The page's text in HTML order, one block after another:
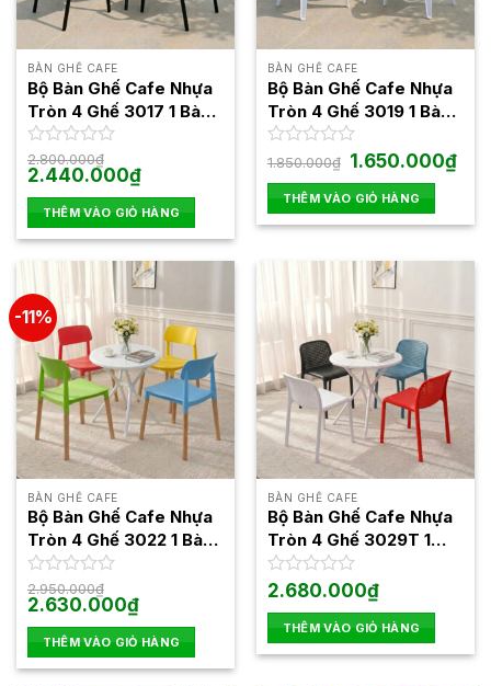
BÀN GHẾ CAFE
Bộ Bàn Ghế Cafe Nhựa
Tròn 4 Ghế 3017 1 Bàn
3025
Được
xếp
hạng
0
5
sao
2.800.000₫
Giá
gốc
là:
2.800.000₫.
2.440.000₫Giá
hiện
tại
là:
2.440.000₫.
THÊM VÀO GIỎ HÀNG
BÀN GHẾ CAFE
Bộ Bàn Ghế Cafe Nhựa
Tròn 4 Ghế 3019 1 Bàn
3025
Được
hạng
0
5
1.850.000₫ Giá
gốc
là:
1.850.000₫.
1.650.000₫Giá
hiện
THÊM VÀO GIỎ HÀNG
-11%
BÀN GHẾ CAFE
Bộ Bàn Ghế Cafe Nhựa
Tròn 4 Ghế 3022 1 Bàn
3025
Được
xếp
hạng
0
5
sao
2.950.000₫
Giá
gốc
là:
2.950.000₫.
2.630.000₫Giá
hiện
tại
là:
2.630.000₫.
THÊM VÀO GIỎ HÀNG
BÀN GHẾ CAFE
Bộ Bàn Ghế Cafe Nhựa
Tròn 4 Ghế 3029T 1
Bàn 3025
Được
hạng
0
5
2.680.000₫
THÊM VÀO GIỎ HÀNG